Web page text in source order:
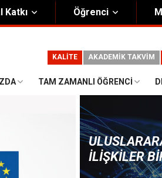
Katkı Öğrenci
AKADEMİK TAKVİM
KALİTE
TAM ZAMANLI ÖĞRENCI
İLIŞKILER